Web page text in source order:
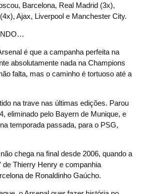
Barcelona, Real Madrid (3x),
Ajax, Liverpool e Manchester City.
é que a campanha perfeita na
absolutamente nada na Champions
falta, mas o caminho é tortuoso até a
na trave nas últimas edições. Parou
eliminado pelo Bayern de Munique, e
temporada passada, para o PSG,
chega na final desde 2006, quando a
de Thierry Henry e companhia
de Ronaldinho Gaúcho.